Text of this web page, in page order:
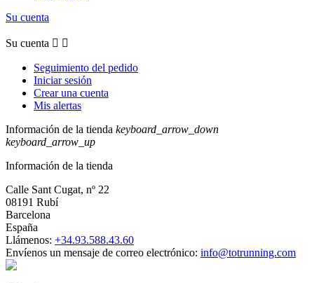
Su cuenta
Su cuenta  
Seguimiento del pedido
Iniciar sesión
Crear una cuenta
Mis alertas
Información de la tienda keyboard_arrow_down
keyboard_arrow_up
Información de la tienda
Calle Sant Cugat, nº 22
08191 Rubí
Barcelona
España
Llámenos: +34.93.588.43.60
Envíenos un mensaje de correo electrónico: info@totrunning.com